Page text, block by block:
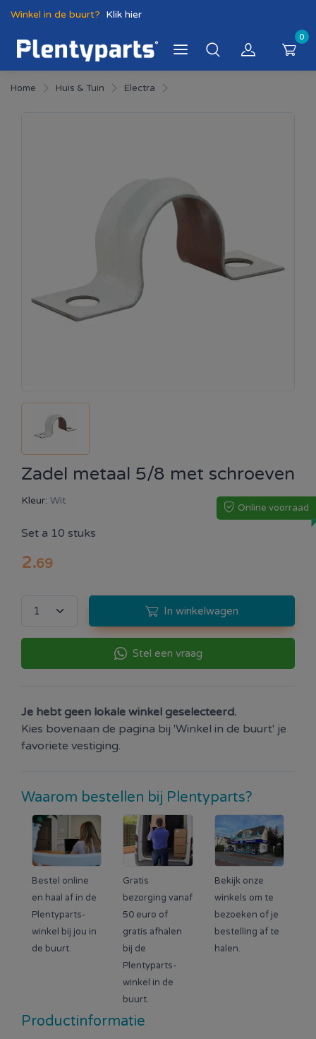
Winkel in de buurt? Klik hier
0
Home Huis & Tuin Electra
Zadel metaal 5/8 met schroeven
Kleur: Wit
Online voorraad
Set a 10 stuks
2.69
In winkelwagen
Stel een vraag
Je hebt geen lokale winkel geselecteerd.
Kies bovenaan de pagina bij 'Winkel in de buurt' je
favoriete vestiging.
Waarom bestellen bij Plentyparts?
Bestel online
en haal af in de
Plentyparts-
winkel bij jou in
de buurt.
Gratis
bezorging vanaf
50 euro of
gratis afhalen
bij de
Plentyparts-
winkel in de
buurt.
Bekijk onze
winkels om te
bezoeken of je
bestelling af te
halen.
Productinformatie